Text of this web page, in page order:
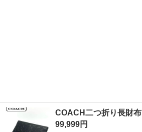
COACH二つ折り長財布
99,999円